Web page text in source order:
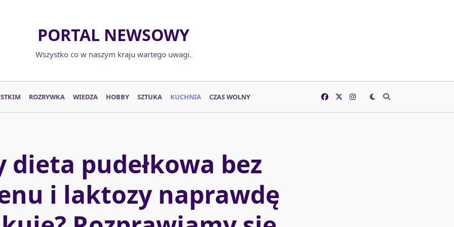
PORTAL NEWSOWY
Wszystko co w naszym kraju wartego uwagi.
ROZRYWKA WIEDZA HOBBY SZTUKA KUCHNIA CZAS WOLNY
dieta pudełkowa bez
i laktozy naprawdę